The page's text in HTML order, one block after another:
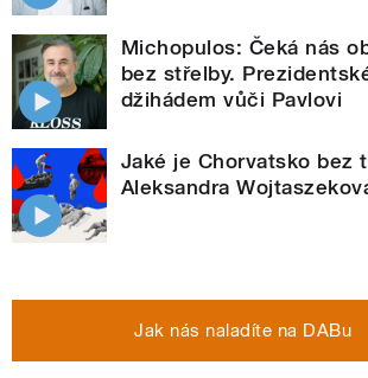
Michopulos: Čeká nás
bez střelby.
džihádem vůči Pavlovi
Jaké je Chorvatsko bez
Aleksandra
Jak nás naladíte na DABu